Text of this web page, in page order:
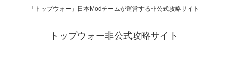
「トップウォー」日本Modチームが運営する非公式攻略サイト
トップウォー非公式攻略サイト